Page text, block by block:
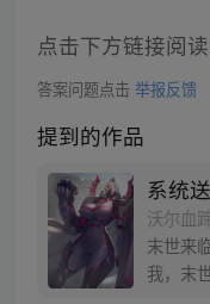
点击下方链接阅读
答案问题点击 举报反馈
提到的作品
系统
沃尔血
末世来
我，末